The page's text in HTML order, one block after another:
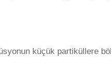
küçük partiküllere